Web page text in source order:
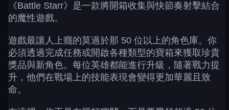
《Battle Starr》是一款將開箱收集與快節奏射擊結合
的魔性遊戲。
遊戲最讓人上癮的莫過於那 50 位以上的角色庫。你
必須透過完成任務或開啟各種類型的寶箱來獲取珍貴
獎品與新角色。每位英雄都能進行升級，隨著戰力提
升，他們在戰場上的技能表現會變得更加華麗且致
命。